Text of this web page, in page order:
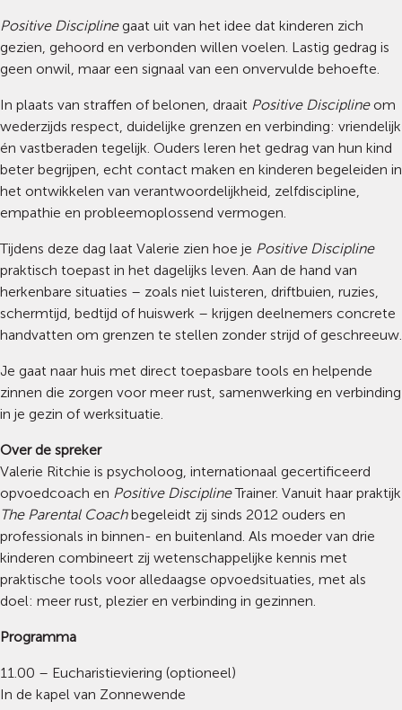
Positive Disciplinegaat uit van het idee dat kinderen zich
gezien, gehoord en verbonden willen voelen. Lastig gedrag is
geen onwil, maar een signaal van een onvervulde behoefte.
In plaats van straffen of belonen, draait Positive Disciplineom
wederzijds respect, duidelijke grenzen en verbinding: vriendelijk
én vastberaden tegelijk. Ouders leren het gedrag van hun kind
beter begrijpen, echt contact maken en kinderen begeleiden in
het ontwikkelen van verantwoordelijkheid, zelfdiscipline,
empathie en probleemoplossend vermogen.
Tijdens deze dag laat Valerie zien hoe je Positive Discipline
praktisch toepast in het dagelijks leven. Aan de hand van
herkenbare situaties – zoals niet luisteren, driftbuien, ruzies,
schermtijd, bedtijd of huiswerk – krijgen deelnemers concrete
handvatten om grenzen te stellen zonder strijd of geschreeuw.
Je gaat naar huis met direct toepasbare tools en helpende
zinnen die zorgen voor meer rust, samenwerking en verbinding
in je gezin of werksituatie.
Over de spreker
Valerie Ritchie is psycholoog, internationaal gecertificeerd
opvoedcoach en Positive DisciplineTrainer. Vanuit haar praktijk
The Parental Coachbegeleidt zij sinds 2012 ouders en
professionals in binnen- en buitenland. Als moeder van drie
kinderen combineert zij wetenschappelijke kennis met
praktische tools voor alledaagse opvoedsituaties, met als
doel: meer rust, plezier en verbinding in gezinnen.
Programma
11.00 – Eucharistieviering (optioneel)
In de kapel van Zonnewende